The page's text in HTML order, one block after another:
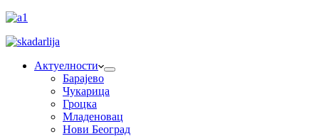
Актуелности
Барајево
Чукарица
Гроцка
Младеновац
Нови Београд